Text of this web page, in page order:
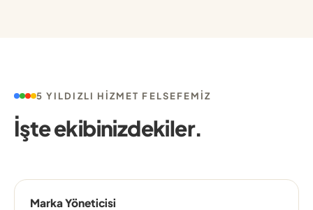
5 YILDIZLI HIZMET FELSEFEMIZ
İşte ekibinizdekiler.
Marka Yöneticisi